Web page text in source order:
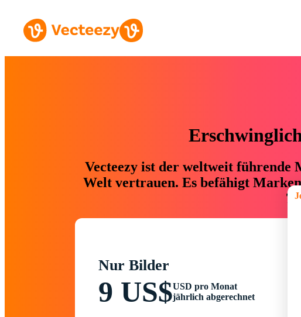
Vecteezy ist der weltweit führende
Welt vertrauen. Es befähigt
Nur Bilder
9 US$USD pro Monat
jährlich abgerechnet